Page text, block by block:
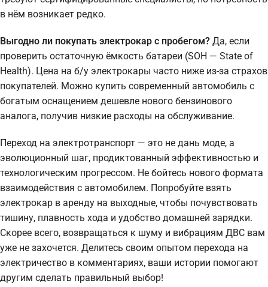
в нём возникает редко.
Выгодно ли покупать электрокар с пробегом? Да, если
проверить остаточную ёмкость батареи (SOH — State of
Health). Цена на б/у электрокары часто ниже из-за страхов
покупателей. Можно купить современный автомобиль с
богатым оснащением дешевле нового бензинового
аналога, получив низкие расходы на обслуживание.
Переход на электротранспорт — это не дань моде, а
эволюционный шаг, продиктованный эффективностью и
технологическим прогрессом. Не бойтесь нового формата
взаимодействия с автомобилем. Попробуйте взять
электрокар в аренду на выходные, чтобы почувствовать
тишину, плавность хода и удобство домашней зарядки.
Скорее всего, возвращаться к шуму и вибрациям ДВС вам
уже не захочется. Делитесь своим опытом перехода на
электричество в комментариях, ваши истории помогают
другим сделать правильный выбор!